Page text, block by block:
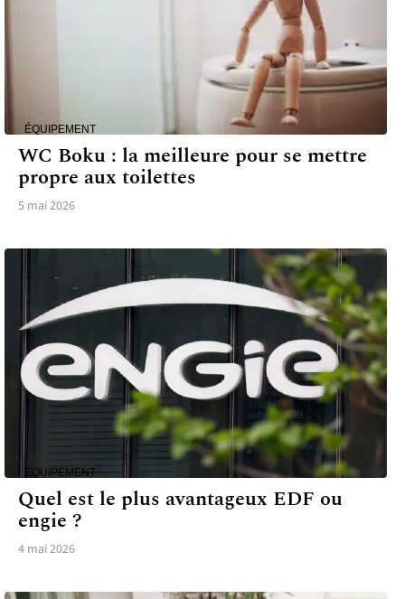
ÉQUIPEMENT
WC Boku : la meilleure pour se mettre
propre aux toilettes
5 mai 2026
ÉQUIPEMENT
Quel est le plus avantageux EDF ou
engie ?
4 mai 2026